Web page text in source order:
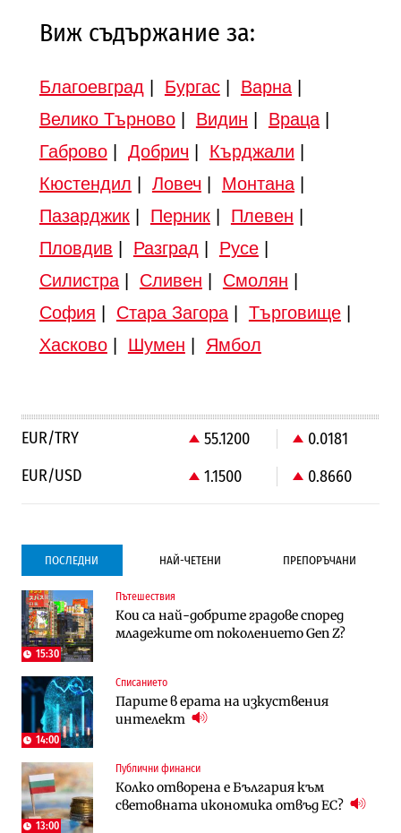
Виж съдържание за:
Благоевград Бургас| Варна|
Велико Търново| Видин Враца|
Габрово| Добрич Кърджали
Кюстендил
Ловеч Монтана|
Пазарджик| Перник| Плевен
Пловдив
Разград Русе|
Силистра| Сливен Смолян
София
Стара Загора| Търговище|
Хасково| Шумен Ямбол
EUR/TRY 55.1200
0.0181
EUR/USD
1.1500 0.8660
ПОСЛЕДНИ НАЙ-ЧЕТЕНИ ПРЕПОРЪЧАНИ
15:30
Пътешествия
Кои са най-добрите градове според
младежите от поколението Gen Z?
14:00
Списанието
Парите в ерата на изкуствения
интелект
13:00
Публични финанси
Колко отворена е България към
световната икономика отвъд ЕС?
Градоустройство
Столична община избра изпълнител за
преместването на трамвайното
Компании
Vivacom предлага над 150 устройства с
90% отстъпка през август
Компании
„Ендуросат“ ще строи огромен
космически и отбранителен център в
Компании
Vivacom предлага над 150 устройства с
90% отстъпка през август
Градоустройство
Столична община избра изпълнител за
преместването на трамвайното
Енергетика
Държавният ТЕЦ „Марица изток 2“
работи с 5 блока